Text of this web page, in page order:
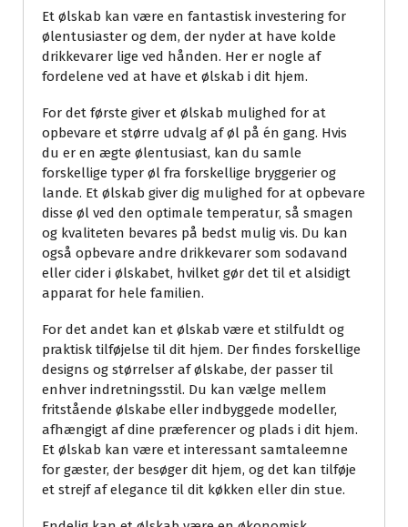
Et ølskab kan være en fantastisk investering for
ølentusiaster og dem, der nyder at have kolde
drikkevarer lige ved hånden. Her er nogle af
fordelene ved at have et ølskab i dit hjem.
For det første giver et ølskab mulighed for at
opbevare et større udvalg af øl på én gang. Hvis
du er en ægte ølentusiast, kan du samle
forskellige typer øl fra forskellige bryggerier og
lande. Et ølskab giver dig mulighed for at opbevare
disse øl ved den optimale temperatur, så smagen
og kvaliteten bevares på bedst mulig vis. Du kan
også opbevare andre drikkevarer som sodavand
eller cider i ølskabet, hvilket gør det til et alsidigt
apparat for hele familien.
For det andet kan et ølskab være et stilfuldt og
praktisk tilføjelse til dit hjem. Der findes forskellige
designs og størrelser af ølskabe, der passer til
enhver indretningsstil. Du kan vælge mellem
fritstående ølskabe eller indbyggede modeller,
afhængigt af dine præferencer og plads i dit hjem.
Et ølskab kan være et interessant samtaleemne
for gæster, der besøger dit hjem, og det kan tilføje
et strejf af elegance til dit køkken eller din stue.